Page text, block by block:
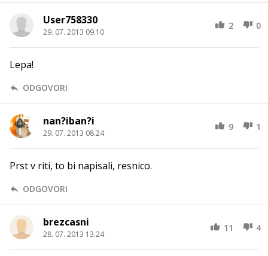
User758330
29. 07. 2013 09.10
2 0
Lepa!
ODGOVORI
nan?iban?i
29. 07. 2013 08.24
9 1
Prst v riti, to bi napisali, resnico.
ODGOVORI
brezcasni
28. 07. 2013 13.24
11 4